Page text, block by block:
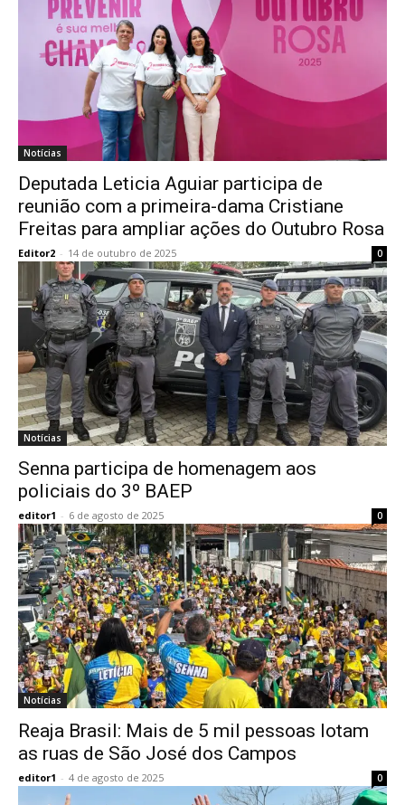
Notícias
Deputada Leticia Aguiar participa de
reunião com a primeira-dama Cristiane
Freitas para ampliar ações do Outubro Rosa
Editor2 - 14 de outubro de 2025 0
Notícias
Senna participa de homenagem aos
policiais do 3º BAEP
editor1 - 6 de agosto de 2025 0
Notícias
Reaja Brasil: Mais de 5 mil pessoas lotam
as ruas de São José dos Campos
editor1 - 4 de agosto de 2025 0